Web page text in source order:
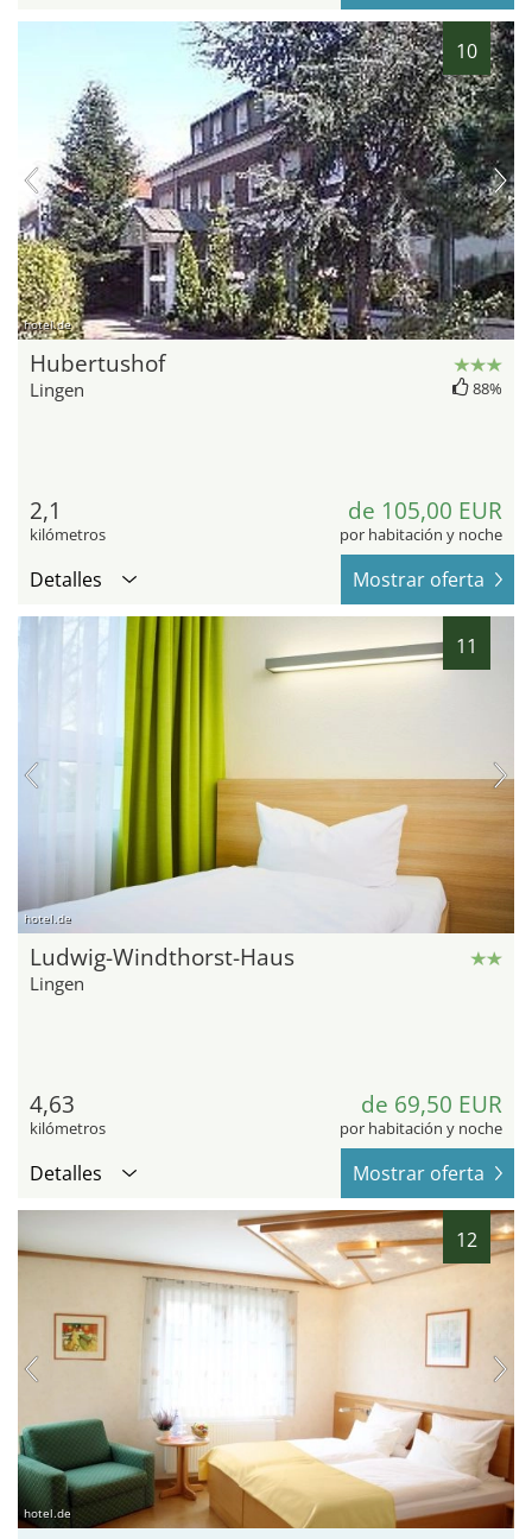
10
hotel.de
Hubertushof
Lingen 88%
2,1
kilómetros
de 105,00 EUR
por habitación y noche
Detalles Mostrar oferta
11
hotel.de
Ludwig-Windthorst-Haus
Lingen
4,63
kilómetros
de 69,50 EUR
por habitación y noche
Detalles Mostrar oferta
12
hotel.de